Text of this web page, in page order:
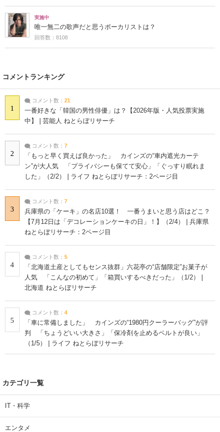
実施中
唯一無二の歌声だと思うボーカリストは？
回答数：8108
コメントランキング
1
コメント数： 21
一番好きな「韓国の男性俳優」は？【2026年版・人気投票実施
中】 | 芸能人 ねとらぼリサーチ
2
コメント数： 7
「もっと早く買えば良かった」 カインズの“車内遮光カーテ
ン”が大人気 「プライバシーも保てて安心」「ぐっすり眠れま
した」（2/2） | ライフ ねとらぼリサーチ：2ページ目
3
コメント数： 7
兵庫県の「ケーキ」の名店10選！ 一番うまいと思う店はどこ？
【7月12日は「デコレーションケーキの日」！】（2/4） | 兵庫県
ねとらぼリサーチ：2ページ目
4
コメント数： 5
「北海道土産としてもセンス抜群」六花亭の“店舗限定”お菓子が
人気 「こんなの初めて」「箱買いするべきだった」（1/2） |
北海道 ねとらぼリサーチ
5
コメント数： 4
「車に常備しました」 カインズの“1980円クーラーバッグ”が評
判 「ちょうどいい大きさ」「保冷剤を止めるベルトが良い」
（1/5） | ライフ ねとらぼリサーチ
カテゴリ一覧
IT・科学
エンタメ